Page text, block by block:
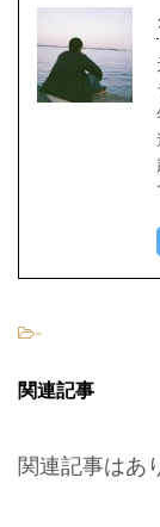
-
関連記事
関連記事はあ